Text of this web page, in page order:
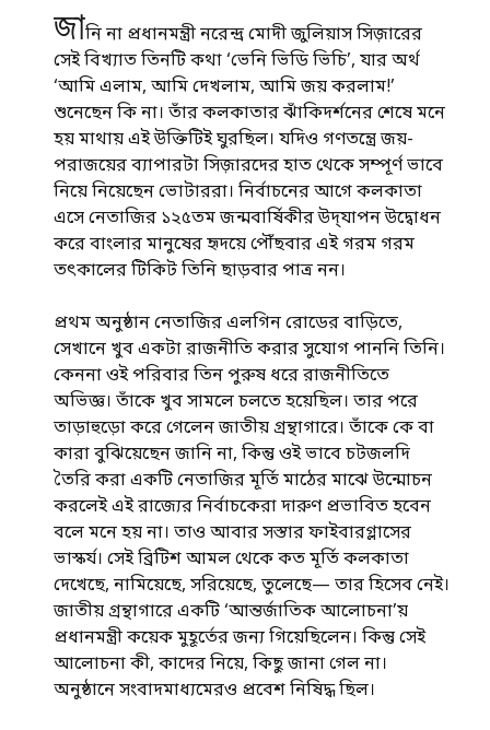
জানি না প্রধানমন্ত্রী নরেন্দ্র মোদী জুলিয়াস সিজ়ারের
সেই বিখ্যাত তিনটি কথা ‘ভেনি ভিডি ভিচি’, যার অর্থ
‘আমি এলাম, আমি দেখলাম, আমি জয় করলাম!’
শুনেছেন কি না। তাঁর কলকাতার ঝাঁকিদর্শনের শেষে মনে
হয় মাথায় এই উক্তিটিই ঘুরছিল। যদিও গণতন্ত্রে জয়-
পরাজয়ের ব্যাপারটা সিজ়ারদের হাত থেকে সম্পূর্ণ ভাবে
নিয়ে নিয়েছেন ভোটাররা। নির্বাচনের আগে কলকাতা
এসে নেতাজির ১২৫তম জন্মবার্ষিকীর উদ্‌যাপন উদ্বোধন
করে বাংলার মানুষের হৃদয়ে পৌঁছবার এই গরম গরম
তৎকালের টিকিট তিনি ছাড়বার পাত্র নন।
প্রথম অনুষ্ঠান নেতাজির এলগিন রোডের বাড়িতে,
সেখানে খুব একটা রাজনীতি করার সুযোগ পাননি তিনি।
কেননা ওই পরিবার তিন পুরুষ ধরে রাজনীতিতে
অভিজ্ঞ। তাঁকে খুব সামলে চলতে হয়েছিল। তার পরে
তাড়াহুড়ো করে গেলেন জাতীয় গ্রন্থাগারে। তাঁকে কে বা
কারা বুঝিয়েছেন জানি না, কিন্তু ওই ভাবে চটজলদি
তৈরি করা একটি নেতাজির মূর্তি মাঠের মাঝে উন্মোচন
করলেই এই রাজ্যের নির্বাচকেরা দারুণ প্রভাবিত হবেন
বলে মনে হয় না। তাও আবার সস্তার ফাইবারগ্লাসের
ভাস্কর্য। সেই ব্রিটিশ আমল থেকে কত মূর্তি কলকাতা
দেখেছে, নামিয়েছে, সরিয়েছে, তুলেছে— তার হিসেব নেই।
জাতীয় গ্রন্থাগারে একটি ‘আন্তর্জাতিক আলোচনা’য়
প্রধানমন্ত্রী কয়েক মুহূর্তের জন্য গিয়েছিলেন। কিন্তু সেই
আলোচনা কী, কাদের নিয়ে, কিছু জানা গেল না।
অনুষ্ঠানে সংবাদমাধ্যমেরও প্রবেশ নিষিদ্ধ ছিল।